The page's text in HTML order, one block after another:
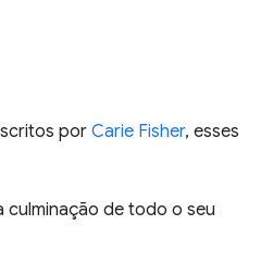
porCarie Fisher, esses
culminação de todo o seu